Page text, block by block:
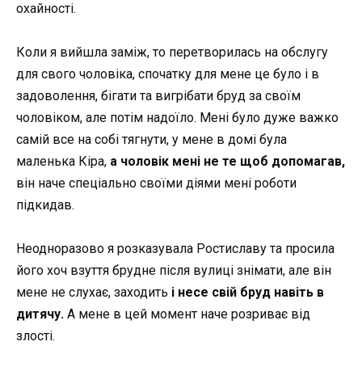
охайності.
Коли я вийшла заміж, то перетворилась на обслугу
для свого чоловіка, спочатку для мене це було і в
задоволення, бігати та вигрібати бруд за своїм
чоловіком, але потім надоїло. Мені було дуже важко
самій все на собі тягнути, у мене в домі була
маленька Кіра, а чоловік мені не те щоб допомагав,
він наче спеціально своїми діями мені роботи
підкидав.
Неодноразово я розказувала Ростиславу та просила
його хоч взуття брудне після вулиці знімати, але він
мене не слухає, заходить і несе свій бруд навіть в
дитячу. А мене в цей момент наче розриває від
злості.